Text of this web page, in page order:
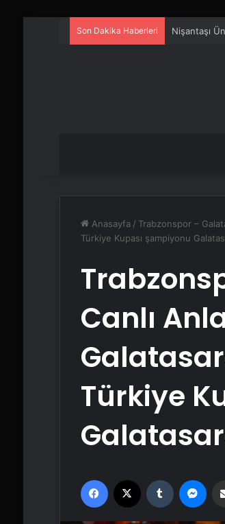
Son Dakika Haberleri Fiber
Anasayfa / Trabzonspor –
Türkiye Kupası şampiyonu
Canlı
Türkiye
Facebook Tumblr